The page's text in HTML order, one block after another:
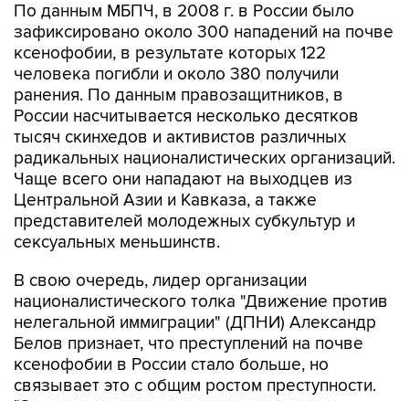
По данным МБПЧ, в 2008 г. в России было
зафиксировано около 300 нападений на почве
ксенофобии, в результате которых 122
человека погибли и около 380 получили
ранения. По данным правозащитников, в
России насчитывается несколько десятков
тысяч скинхедов и активистов различных
радикальных националистических организаций.
Чаще всего они нападают на выходцев из
Центральной Азии и Кавказа, а также
представителей молодежных субкультур и
сексуальных меньшинств.
В свою очередь, лидер организации
националистического толка "Движение против
нелегальной иммиграции" (ДПНИ) Александр
Белов признает, что преступлений на почве
ксенофобии в России стало больше, но
связывает это с общим ростом преступности.